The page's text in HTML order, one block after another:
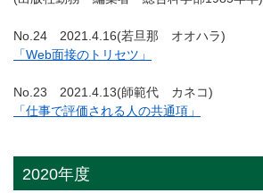
No.24 2021.4.16(若旦那 オオハラ)
「Web面接のトリセツ」
No.23 2021.4.13(師範代 カネコ)
「仕事で評価される人の共通項」
2020年度